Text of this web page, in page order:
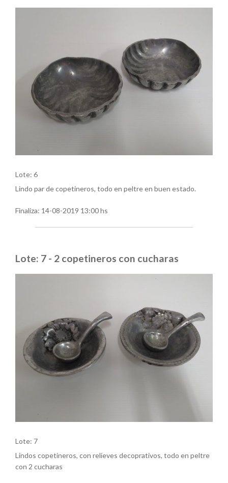
Lote: 6
Lindo par de copetineros, todo en peltre en buen estado.
Finaliza: 14-08-2019 13:00 hs
Lote: 7 - 2 copetineros con cucharas
Lote: 7
Lindos copetineros, con relieves decoprativos, todo en peltre
con 2 cucharas